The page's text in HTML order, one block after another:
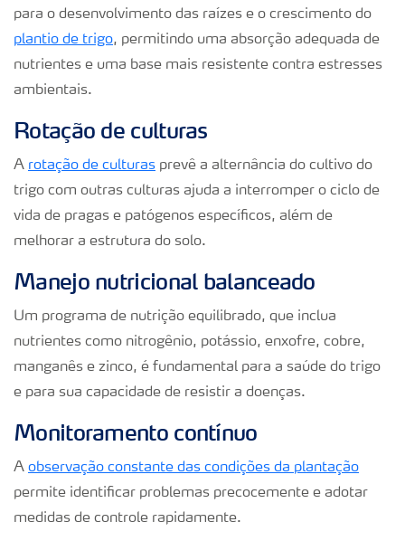
para o desenvolvimento das raízes e o crescimento do
plantio de trigo, permitindo uma absorção adequada de
nutrientes e uma base mais resistente contra estresses
ambientais.
Rotação de culturas
A rotação de culturas prevê a alternância do cultivo do
trigo com outras culturas ajuda a interromper o ciclo de
vida de pragas e patógenos específicos, além de
melhorar a estrutura do solo.
Manejo nutricional balanceado
Um programa de nutrição equilibrado, que inclua
nutrientes como nitrogênio, potássio, enxofre, cobre,
manganês e zinco, é fundamental para a saúde do trigo
e para sua capacidade de resistir a doenças.
Monitoramento contínuo
A observação constante das condições da plantação
permite identificar problemas precocemente e adotar
medidas de controle rapidamente.